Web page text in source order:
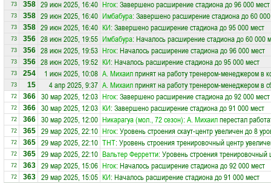
73 358 29 июн 2025, 16:40 Нгок: Завершено расширение стадиона до 96 000 мест
73 358 29 июн 2025, 16:40 Имбабура: Завершено расширение стадиона до 60
73 358 29 июн 2025, 16:40 КИ: Завершено расширение стадиона до 95 000 мест
73 356 28 июн 2025, 19:55 Имбабура: Началось расширение стадиона до 60 000
73 356 28 июн 2025, 19:53 Нгок: Началось расширение стадиона до 96 000 мест
73 356 28 июн 2025, 19:52 КИ: Началось расширение стадиона до 95 000 мест
73 254 1 июн 2025, 10:08 А. Михаилпринят на работу тренером-менеджером в
73 15 4 апр 2025, 9:37 А. Михаилпринят на работу тренером-менеджером в
72 366 30 мар 2025, 12:03 Нгок: Завершено расширение стадиона до 92 000 мест
72 366 30 мар 2025, 12:03 КИ: Завершено расширение стадиона до 91 000 мест
72 366 30 мар 2025, 12:00 Никарагуа (мол., 72 сезон): А. Михаилперестал
72 365 29 мар 2025, 22:10 Нгок: Уровень строения скаут-центр увеличен до 8
72 365 29 мар 2025, 22:10 ТНТ: Уровень строения тренировочный центр
72 365 29 мар 2025, 22:10 Вальтер Ферретти: Уровень строения тренировочный
72 363 29 мар 2025, 15:06 Нгок: Началось расширение стадиона до 92 000 мест
72 363 29 мар 2025, 15:05 КИ: Началось расширение стадиона до 91 000 мест